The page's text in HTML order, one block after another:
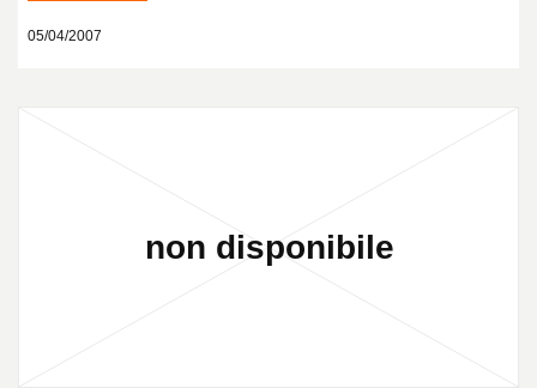
05/04/2007